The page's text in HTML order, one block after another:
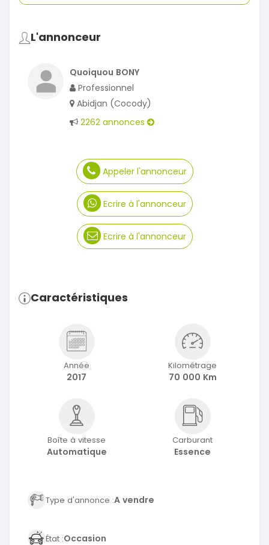
L'annonceur
Quoiquou BONY
Professionnel
Abidjan (Cocody)
2262 annonces
Appeler l'annonceur
Ecrire à l'annonceur
Ecrire à l'annonceur
Caractéristiques
Année
2017
Kilométrage
70 000 Km
Boîte à vitesse
Automatique
Carburant
Essence
Type d'annonce :A vendre
État :Occasion